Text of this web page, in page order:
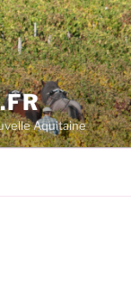
Aquitaine